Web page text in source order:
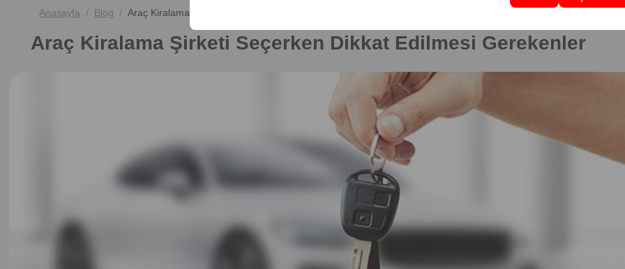
Anasayfa Blog Araç Kiralama Şirketi Seçerken Dikkat Edilmesi Gerekenler
Araç Kiralama Şirketi Seçerken Dikkat Edilmesi Gerekenler